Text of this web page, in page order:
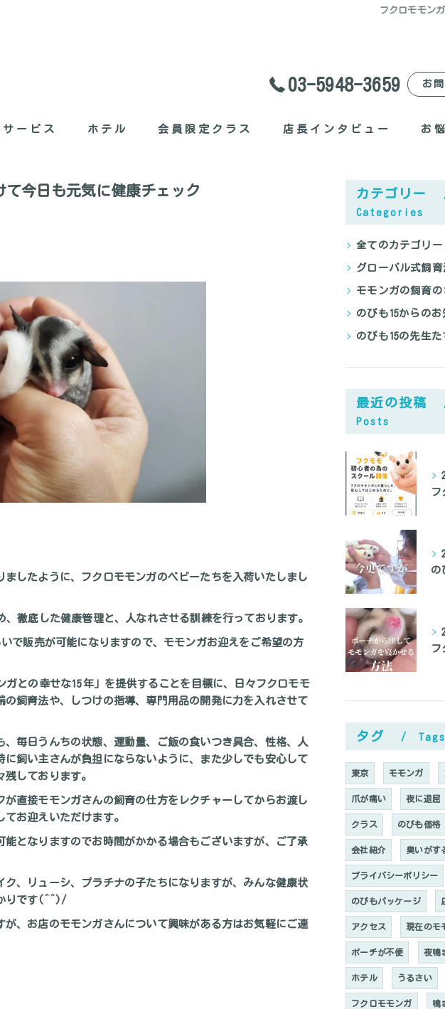
フクロモモン
03-5948-3659 お
ービス ホテル 会員限定クラス 店長インタビュー お
臭いがする？
爪が痛い？
夜に退屈？
外出したい？
ポーチが不便？
あなたのフクロモモ
今日も元気に健康チェック
したように、フクロモモンガのベビーたちを入荷いたしまし
徹底した健康管理と、人なれさせる訓練を行っております。
で販売が可能になりますので、モモンガお迎えをご希望の方
ガとの幸せな15年」を提供することを目標に、日々フクロモモ
飼育法や、しつけの指導、専門用品の開発に力を入れさせて
毎日うんちの状態、運動量、ご飯の食いつき具合、性格、人
飼い主さんが負担にならないように、また少しでも安心して
しております。
直接モモンガさんの飼育の仕方をレクチャーしてからお渡し
お迎えいただけます。
となりますのでお時間がかかる場合もございますが、ご了承
、リューシ、プラチナの子たちになりますが、みんな健康状
りです(^^)/
、お店のモモンガさんについて興味がある方はお気軽にご連
カテゴリー
Categories
全てのカテゴリー
グローバル式飼育
モモンガの飼育の
のびも15からのお
のびも15の先生
最近の投稿
Posts
タグ Tags
東京 モモンガ
爪が痛い 夜に退屈
クラス のびも価格
会社紹介 臭いがす
プライバシーポリシー
のびもパッケージ
アクセス 現在のモ
ポーチが不便 夜鳴
ホテル うるさい
フクロモモンガ 鳴